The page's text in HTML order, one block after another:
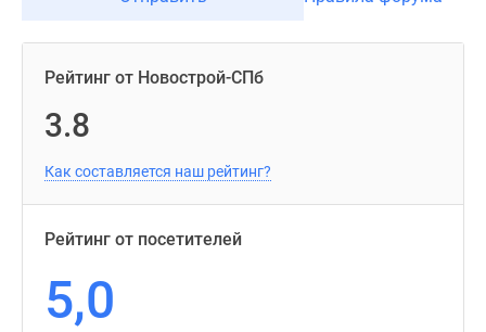
Рейтинг от Новострой-СПб
3.8
Как составляется наш рейтинг?
Рейтинг от посетителей
5,0